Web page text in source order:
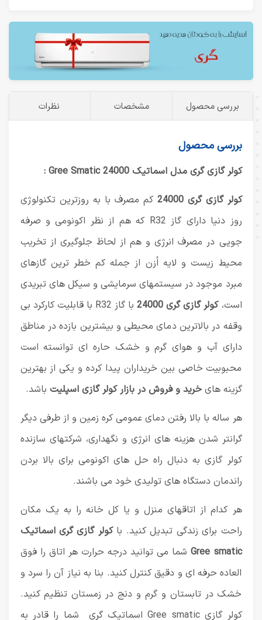
بررسی محصول مشخصات نظرات
بررسی محصول
کولر گازی گری مدل اسماتیک 24000 Gree Smatic :
کولر گازی گری 24000
کم مصرف با به روزترین تکنولوژی
روز دنیا دارای گاز R32 که هم از نظر اکونومی و صرفه
جویی در مصرف انرژی و هم از لحاظ جلوگیری از تخریب
محیط زیست و لایه اُزن از جمله کم خطر ترین گازهای
مبرد موجود در سیستمهای سرمایشی و سیکل های تبریدی
است،کولر گازی گری 24000
با گاز R32 با قابلیت کارکرد بی
وقفه در بالاترین دمای محیطی و بیشترین بازده در مناطق
دارای آب و هوای گرم و خشک حاره ای توانسته است
محبوبیت خاصی بین خریداران پیدا کرده و یکی از بهترین
گزینه هایخرید و فروش در بازار کولر گازی اسپلیت باشد.
هر ساله با بالا رفتن دمای عمومی کره زمین و از طرفی دیگر
گرانتر شدن هزینه های انرژی و نگهداری، شرکتهای سازنده
کولر گازی به دنبال راه حل های اکونومی برای بالا بردن
راندمان دستگاه های تولیدی خود می باشند.
هر کدام از اتاقهای منزل و یا کل خانه را به یک مکان
راحت برای زندگی تبدیل کنید. باکولر گازی گری اسماتیک
Gree smaticشما می توانید درجه حرارت هر اتاق را فوق
العاده حرفه ای و دقیق کنترل کنید. بنا به نیاز آن را سرد و
خشک در تابستان و گرم و دنج در زمستان تنظیم کنید.
کولر گازی Gree smatic اسماتیک گری شما را قادر به